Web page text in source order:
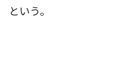
という。